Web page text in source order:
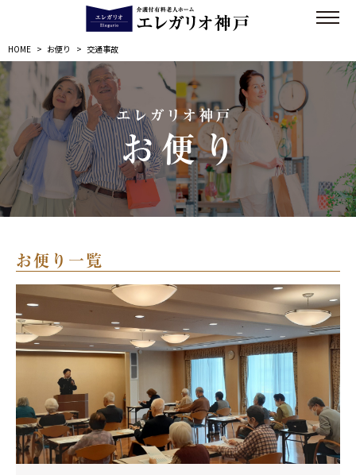
HOME > お便り > 交通事故
エレガリオ神戸
お便り
お便り一覧